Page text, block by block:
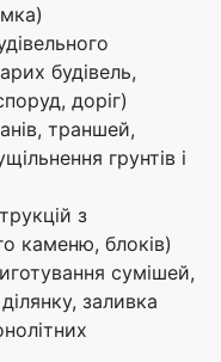
будівель,
доріг)
траншей,
грунтів і
з
каменю, блоків)
сумішей,
заливка